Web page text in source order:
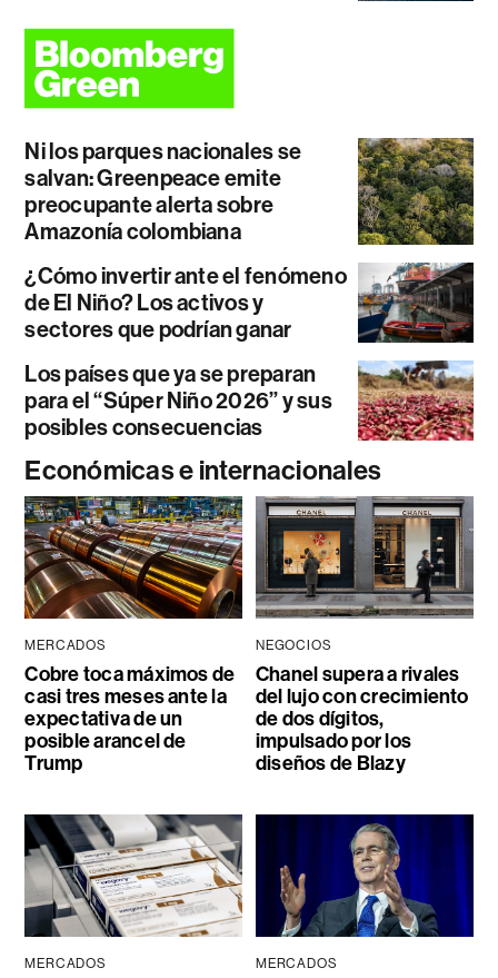
Ni los parques nacionales se
salvan: Greenpeace emite
preocupante alerta sobre
Amazonía colombiana
¿Cómo invertir ante el fenómeno
de El Niño? Los activos y
sectores que podrían ganar
Los países que ya se preparan
para el “Súper Niño 2026” y sus
posibles consecuencias
Económicas e internacionales
MERCADOS
Cobre toca máximos de
casi tres meses ante la
expectativa de un
posible arancel de
Trump
NEGOCIOS
Chanel supera a rivales
del lujo con crecimiento
de dos dígitos,
impulsado por los
diseños de Blazy
MERCADOS MERCADOS